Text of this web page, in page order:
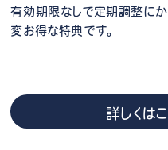
有効期限なしで定期調整に
変お得な特典です。
詳しくは